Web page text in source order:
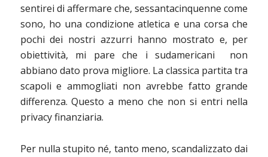
sentirei di affermare che, sessantacinquenne come
sono, ho una condizione atletica e una corsa che
pochi dei nostri azzurri hanno mostrato e, per
obiettività, mi pare che i sudamericani non
abbiano dato prova migliore. La classica partita tra
scapoli e ammogliati non avrebbe fatto grande
differenza. Questo a meno che non si entri nella
privacy finanziaria.
Per nulla stupito né, tanto meno, scandalizzato dai